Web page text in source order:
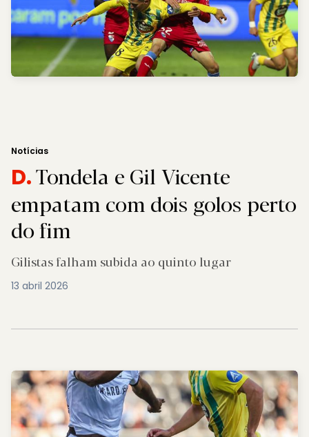
Notícias
D.Tondela e Gil Vicente
empatam com dois golos perto
do fim
Gilistas falham subida ao quinto lugar
13 abril 2026